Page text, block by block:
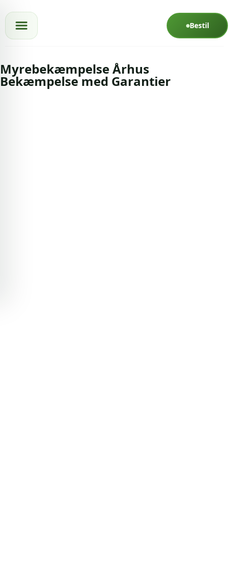
Spring til indhold
Bestil
Myrebekæmpelse Århus
Bekæmpelse med Garantier